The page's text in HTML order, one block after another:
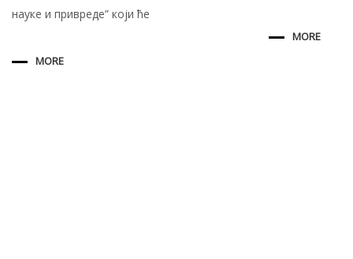
науке и привреде” који ће
MORE
MORE